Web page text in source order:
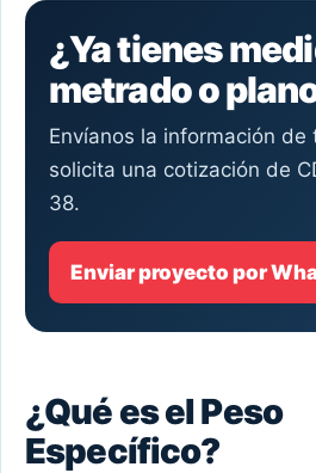
¿Ya tienes
metrado o
Envíanos la información de
solicita una cotización de
38.
Enviar proyecto por
¿Qué es el Peso
Específico?